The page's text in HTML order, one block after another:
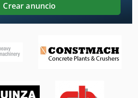
Crear anuncio